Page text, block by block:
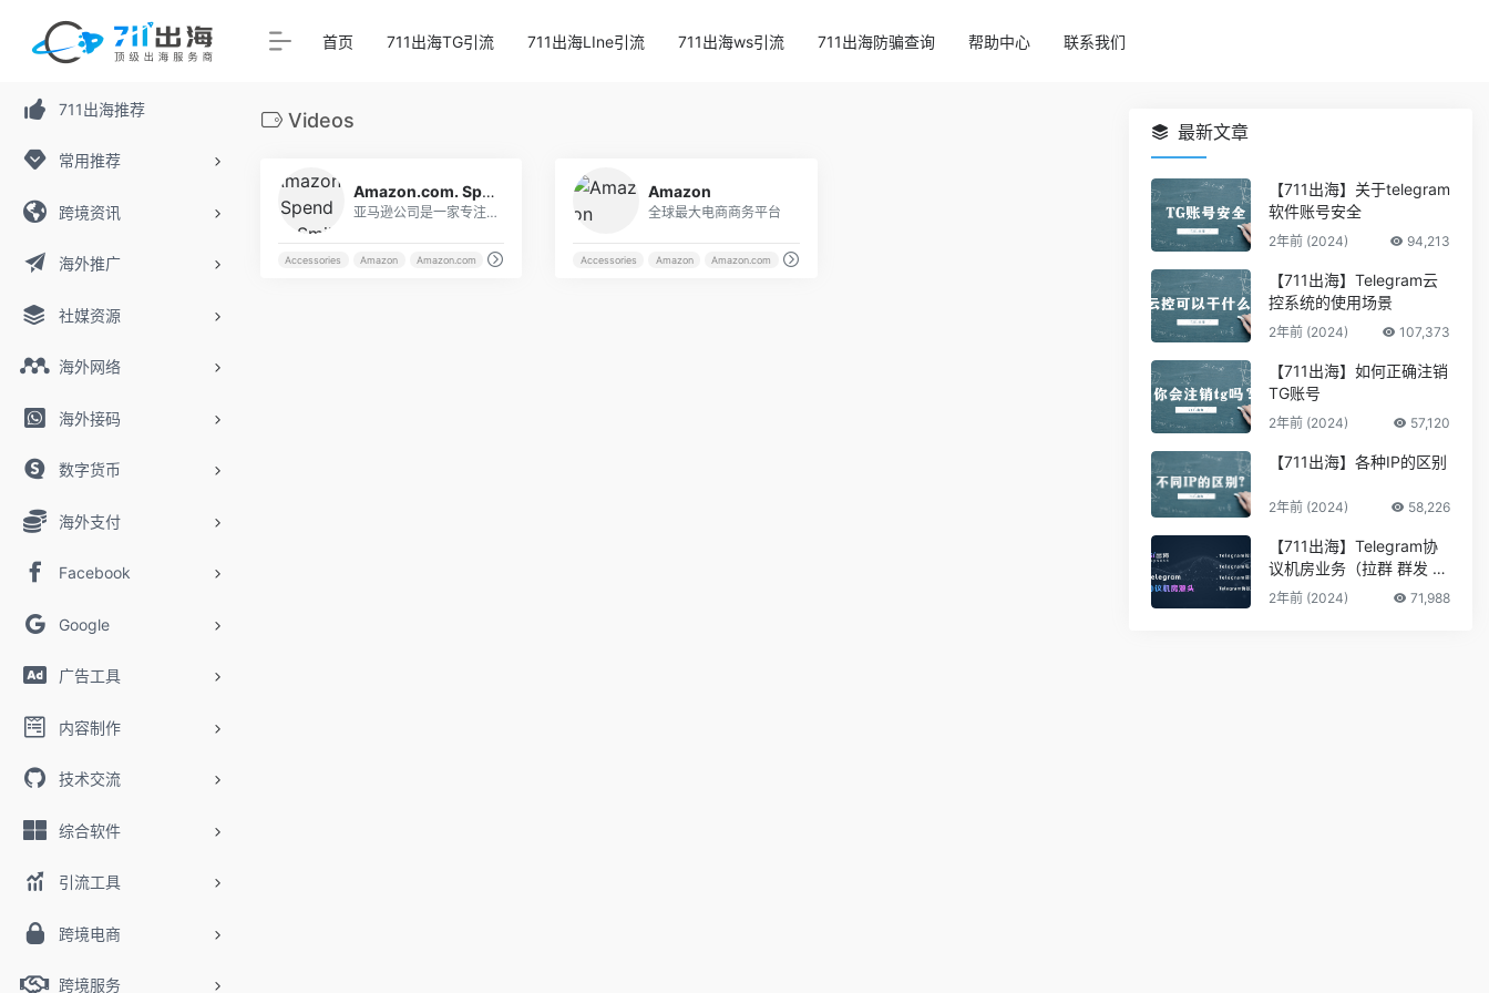
711出海推荐
常用推荐
跨境资讯
海外推广
社媒资源
海外网络
海外接码
数字货币
海外支付
Facebook
Google
广告工具
内容制作
技术交流
综合软件
引流工具
跨境电商
跨境服务
首页 711出海TG引流 711出海LIne引流 711出海ws引流 711出海防骗查询 帮助中心 联系我们
Videos
Amazon.com. Spend less. Smile more.
亚马逊公司是一家专注于电子...
Accessories Amazon Amazon.com Apparel
Amazon
全球最大电商商务平台
Accessories Amazon Amazon.com Apparel
最新文章
【711出海】关于telegram
软件账号安全
2年前 (2024) 94,213
【711出海】Telegram云
控系统的使用场景
2年前 (2024) 107,373
【711出海】如何正确注销
TG账号
2年前 (2024) 57,120
【711出海】各种IP的区别
2年前 (2024) 58,226
【711出海】Telegram协
议机房业务（拉群 群发 私
信 采集 筛料）
2年前 (2024) 71,988